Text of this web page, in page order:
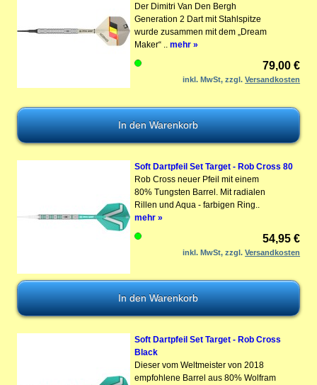
Der Dimitri Van Den Bergh
Generation 2 Dart mit Stahlspitze
wurde zusammen mit dem „Dream
Maker“ .. mehr »
79,00 €
inkl. MwSt, zzgl.Versandkosten
Soft Dartpfeil Set Target - Rob Cross 80
Rob Cross neuer Pfeil mit einem
80% Tungsten Barrel. Mit radialen
Rillen und Aqua - farbigen Ring..
mehr »
54,95 €
inkl. MwSt, zzgl.Versandkosten
Soft Dartpfeil Set Target - Rob Cross
Black
Dieser vom Weltmeister von 2018
empfohlene Barrel aus 80% Wolfram